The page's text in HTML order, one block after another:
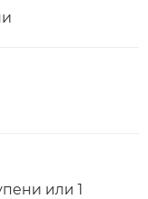
или 1